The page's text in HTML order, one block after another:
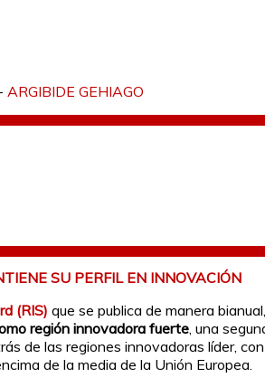
ARGIBIDE GEHIAGO
SU PERFIL EN INNOVACIÓN
(RIS) que se publica de manera
región innovadora fuerte, una
de las regiones innovadoras líder,
de la media de la Unión Europea.